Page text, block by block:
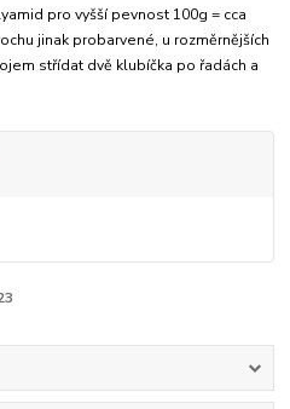
pro vyšší pevnost 100g = cca
jinak probarvené, u rozměrnějších
střídat dvě klubíčka po řadách a